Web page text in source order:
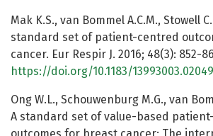
Mak K.S., van Bommel A.C.M., Stowell
standard set of patient-centred
cancer. Eur Respir J. 2016; 48(3): 852-
https://doi.org/10.1183/
Ong W.L., Schouwenburg M.G., van
A standard set of value-based